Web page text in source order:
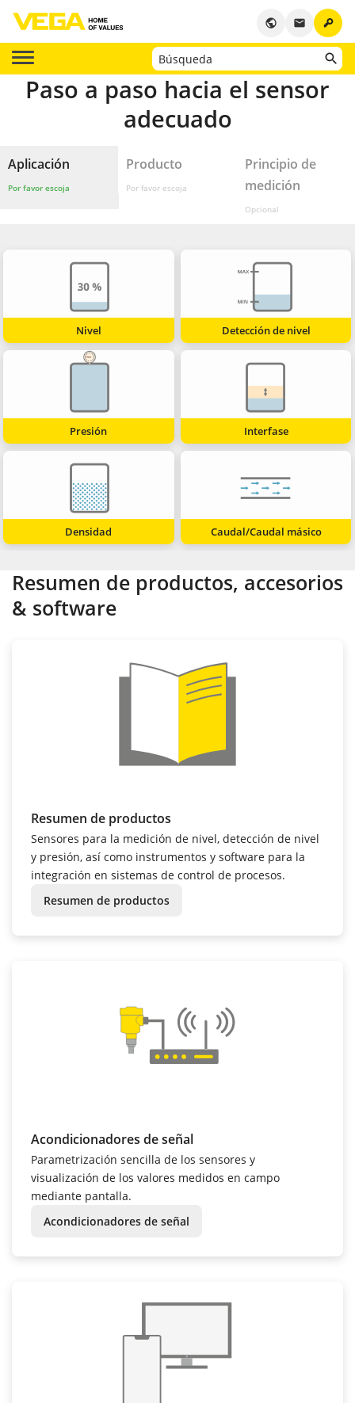
key
email
public
Paso a paso hacia el sensor
adecuado
Aplicación
Por favor escoja
Producto
Por favor escoja
Principio de
medición
Opcional
Nivel Detección de nivel
Presión Interfase
Densidad Caudal/Caudal másico
Resumen de productos, accesorios
& software
Resumen de productos
Sensores para la medición de nivel, detección de nivel
y presión, así como instrumentos y software para la
integración en sistemas de control de procesos.
Resumen de productos
Acondicionadores de señal
Parametrización sencilla de los sensores y
visualización de los valores medidos en campo
mediante pantalla.
Acondicionadores de señal